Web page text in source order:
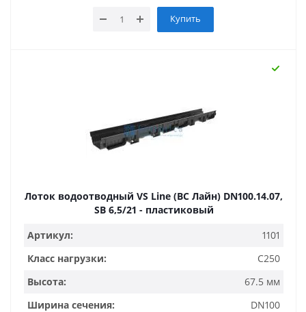
Купить
Лоток водоотводный VS Line (ВС Лайн) DN100.14.07,
SB 6,5/21 - пластиковый
Артикул:
1101
Класс нагрузки:
C250
Высота:
67.5 мм
Ширина сечения:
DN100